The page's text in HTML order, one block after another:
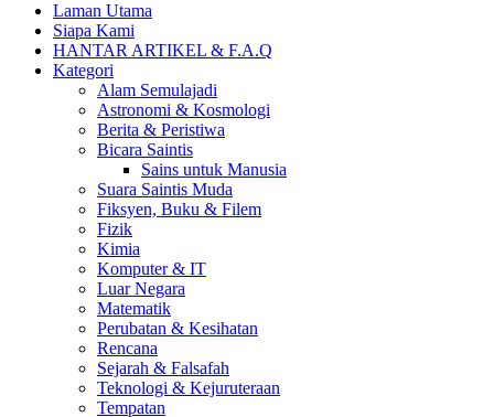
Laman Utama
Siapa Kami
HANTAR ARTIKEL & F.A.Q
Kategori
Alam Semulajadi
Astronomi & Kosmologi
Berita & Peristiwa
Bicara Saintis
Sains untuk Manusia
Suara Saintis Muda
Fiksyen, Buku & Filem
Fizik
Kimia
Komputer & IT
Luar Negara
Matematik
Perubatan & Kesihatan
Rencana
Sejarah & Falsafah
Teknologi & Kejuruteraan
Tempatan